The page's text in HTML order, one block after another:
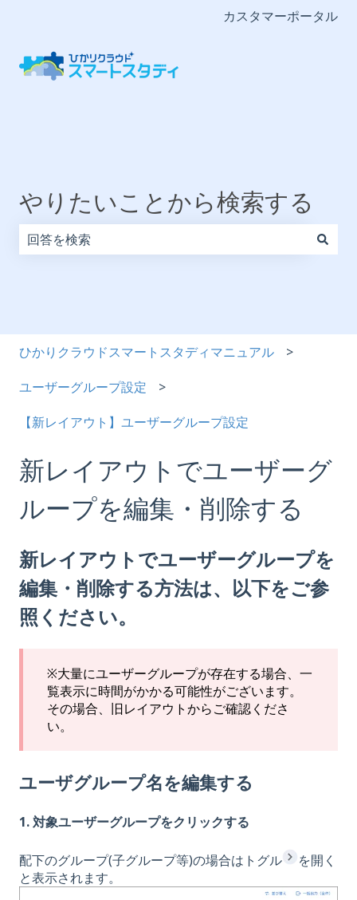
カスタマーポータル
やりたいことから検索する
ひかりクラウドスマートスタディマニュアル
ユーザーグループ設定
【新レイアウト】ユーザーグループ設定
新レイアウトでユーザーグ
ループを編集・削除する
新レイアウトでユーザーグループを
編集・削除する方法は、以下をご参
照ください。
※大量にユーザーグループが存在する場合、一
覧表示に時間がかかる可能性がございます。
その場合、旧レイアウトからご確認くださ
い。
ユーザグループ名を編集する
1. 対象ユーザーグループをクリックする
配下のグループ(子グループ等)の場合はトグル
を開く
と表示されます。